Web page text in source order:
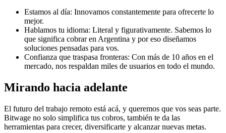
Estamos al día: Innovamos constantemente para ofrecerte lo
mejor.
Hablamos tu idioma: Literal y figurativamente. Sabemos lo
que significa cobrar en Argentina y por eso diseñamos
soluciones pensadas para vos.
Confianza que traspasa fronteras: Con más de 10 años en el
mercado, nos respaldan miles de usuarios en todo el mundo.
Mirando hacia adelante
El futuro del trabajo remoto está acá, y queremos que vos seas parte.
Bitwage no solo simplifica tus cobros, también te da las
herramientas para crecer, diversificarte y alcanzar nuevas metas.